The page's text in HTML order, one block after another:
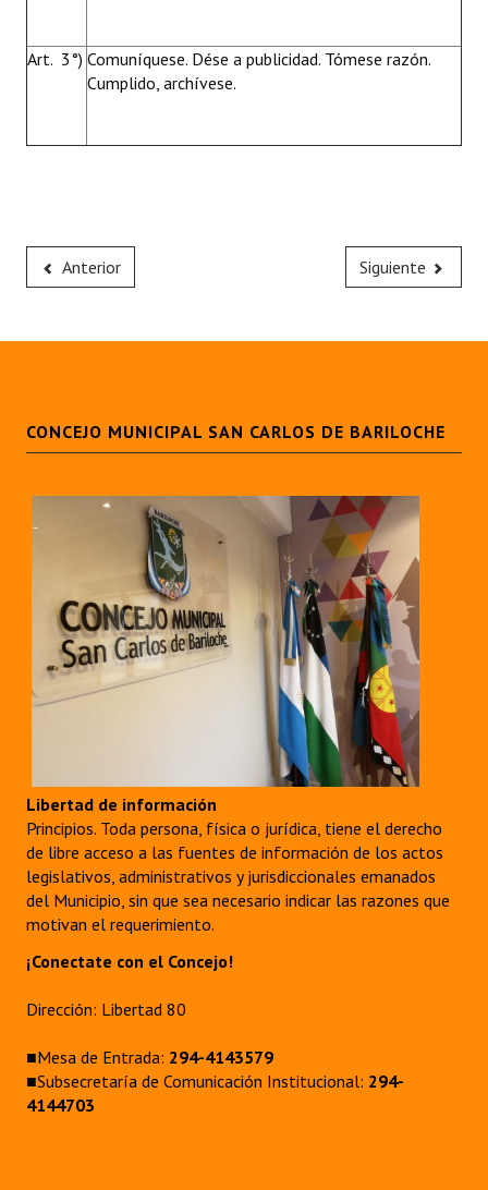
Art. 3°) Comuníquese. Dése a publicidad. Tómese razón.
Cumplido, archívese.
Anterior Siguiente
CONCEJO MUNICIPAL SAN CARLOS DE BARILOCHE
Libertad de información
Principios. Toda persona, física o jurídica, tiene el derecho
de libre acceso a las fuentes de información de los actos
legislativos, administrativos y jurisdiccionales emanados
del Municipio, sin que sea necesario indicar las razones que
motivan el requerimiento.
¡Conectate con el Concejo!
Dirección: Libertad 80
■Mesa de Entrada: 294-4143579
■Subsecretaría de Comunicación Institucional: 294-
4144703